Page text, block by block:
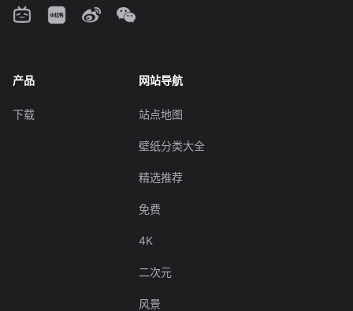
产品
下载
网站导航
站点地图
壁纸分类大全
精选推荐
免费
4K
二次元
风景